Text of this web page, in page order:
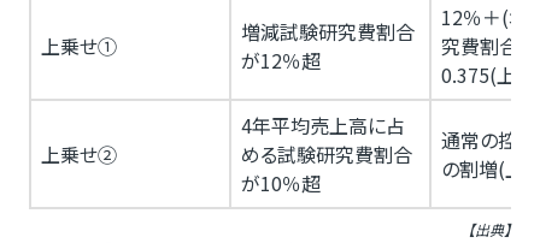
上乗せ①
増減試験研究費割合
が12％超
12％＋(増
究費割合
0.375(上
上乗せ②
4年平均売上高に占
める試験研究費割合
が10％超
通常の控
の割増(上
【出典】